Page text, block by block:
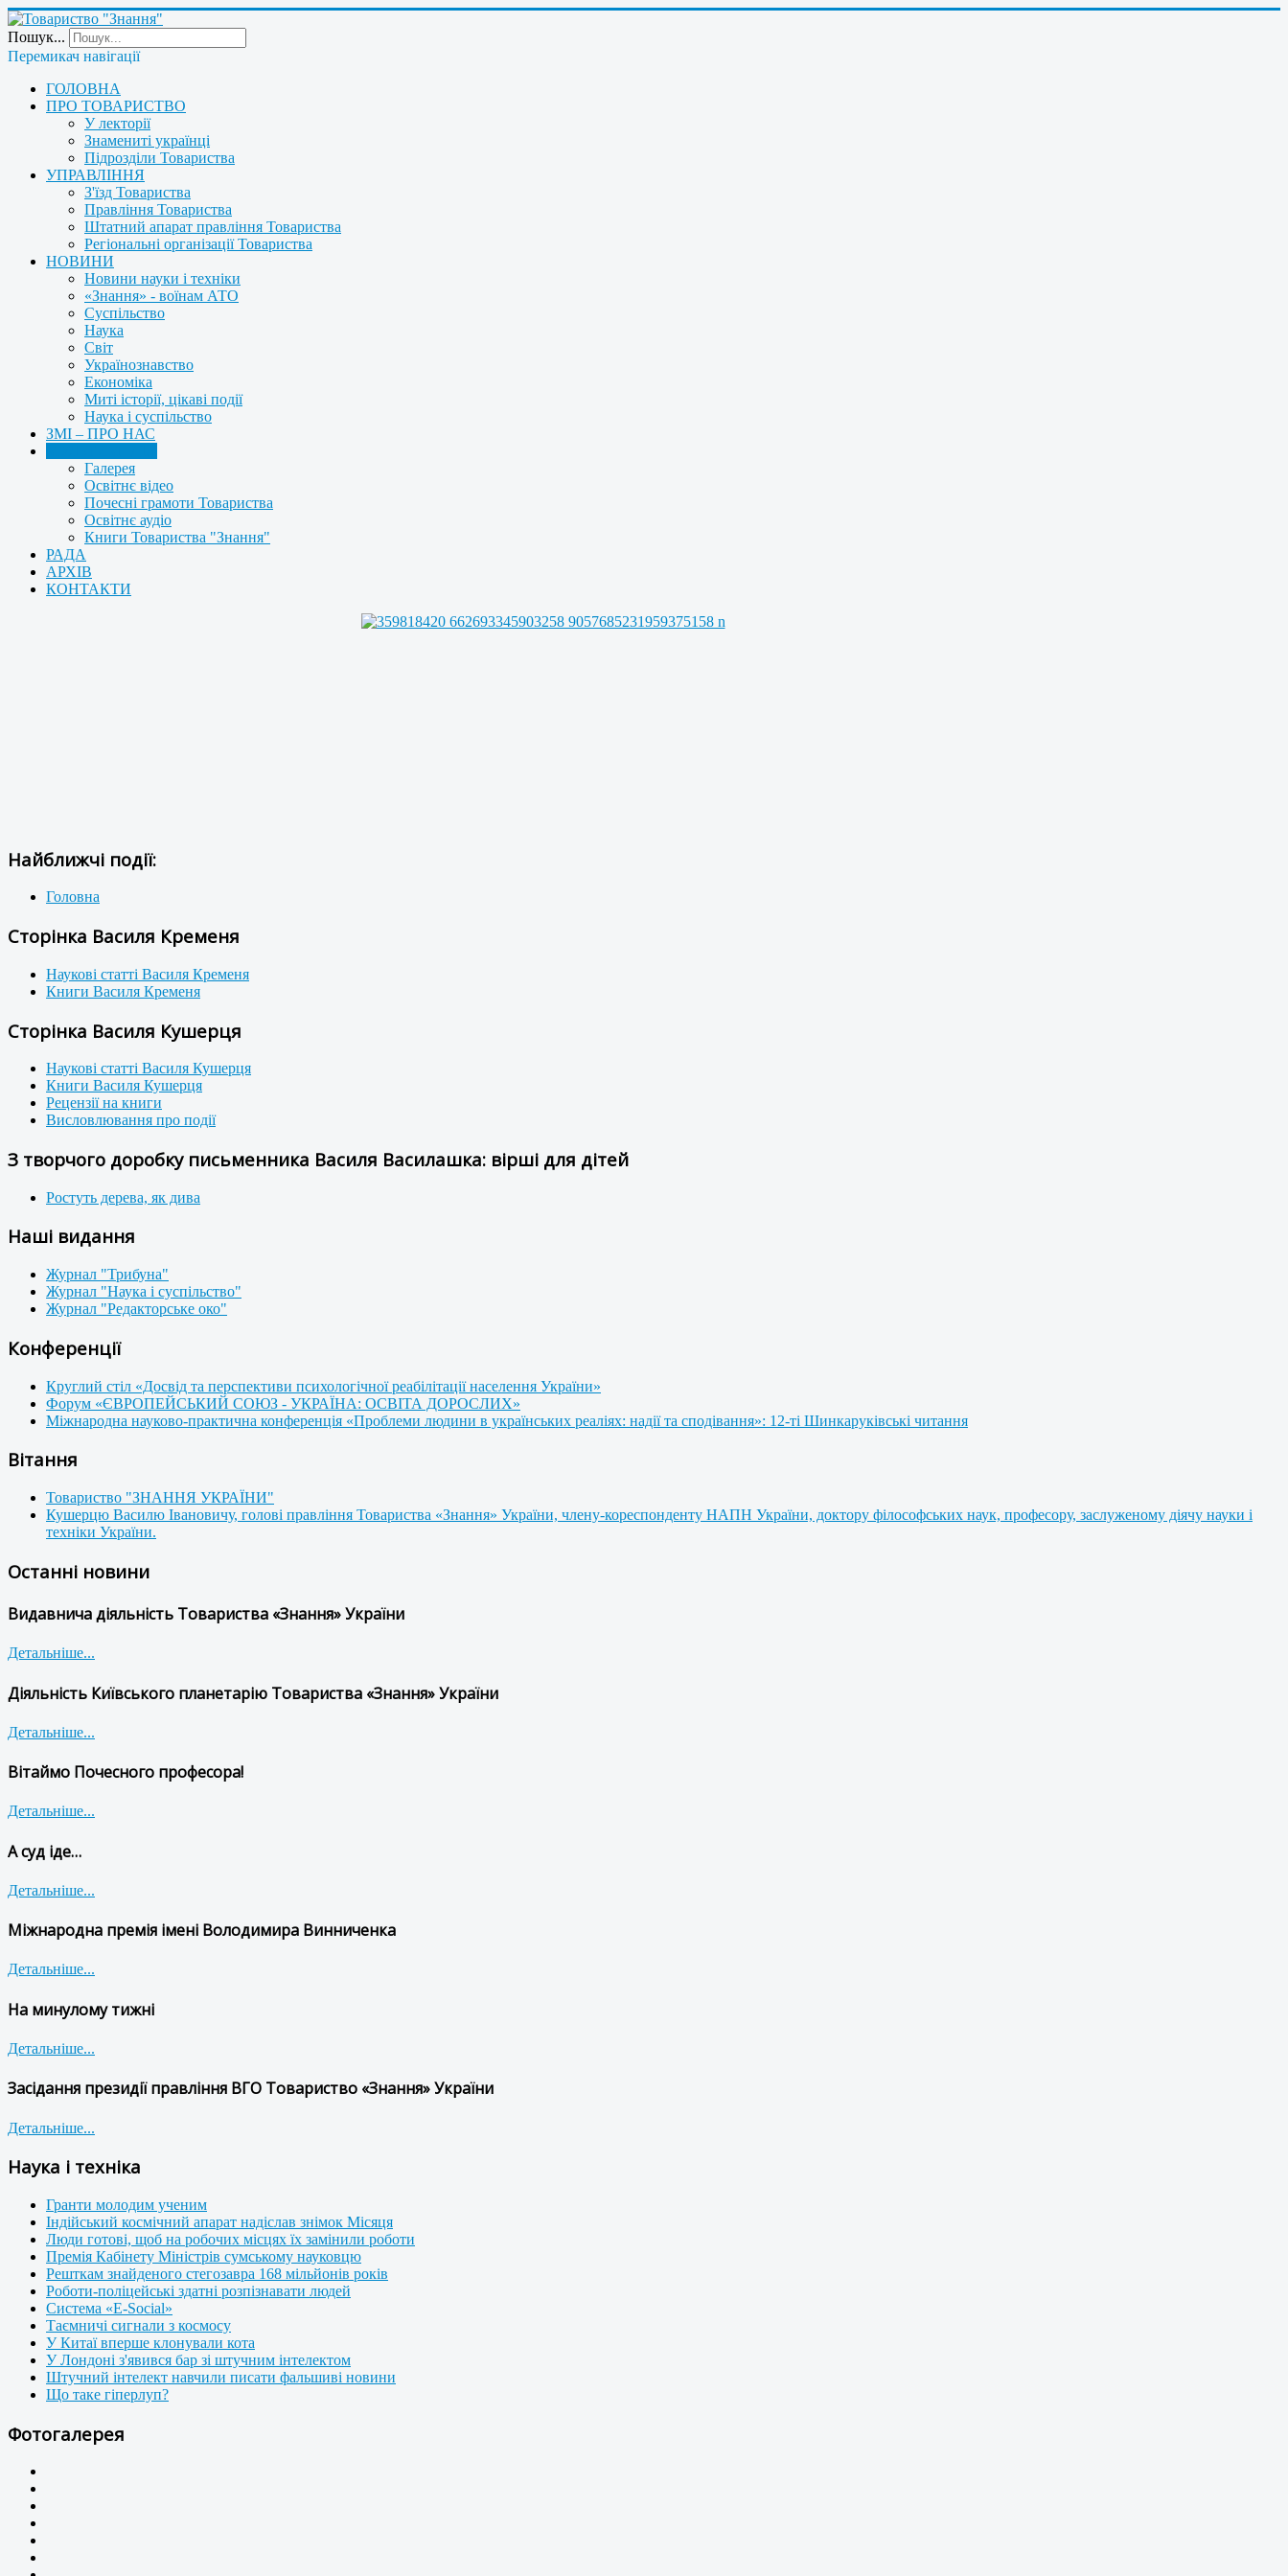
Пошук...
Перемикач навігації
ГОЛОВНА
ПРО ТОВАРИСТВО
У лекторії
Знамениті українці
Підрозділи Товариства
УПРАВЛІННЯ
З'їзд Товариства
Правління Товариства
Штатний апарат правління Товариства
Регіональні організації Товариства
НОВИНИ
Новини науки і техніки
«Знання» - воїнам АТО
Суспільство
Наука
Світ
Українознавство
Економіка
Миті історії, цікаві події
Наука і суспільство
ЗМІ – ПРО НАС
Галерея
Освітнє відео
Почесні грамоти Товариства
Освітнє аудіо
Книги Товариства "Знання"
РАДА
АРХІВ
КОНТАКТИ
Найближчі події:
Головна
Сторінка Василя Кременя
Наукові статті Василя Кременя
Книги Василя Кременя
Сторінка Василя Кушерця
Наукові статті Василя Кушерця
Книги Василя Кушерця
Рецензії на книги
Висловлювання про події
З творчого доробку письменника Василя Василашка: вірші для дітей
Ростуть дерева, як дива
Наші видання
Журнал "Трибуна"
Журнал "Наука і суспільство"
Журнал "Редакторське око"
Конференції
Круглий стіл «Досвід та перспективи психологічної реабілітації населення України»
Форум «ЄВРОПЕЙСЬКИЙ СОЮЗ - УКРАЇНА: ОСВІТА ДОРОСЛИХ»
Міжнародна науково-практична конференція «Проблеми людини в українських реаліях: надії та сподівання»: 12-ті Шинкаруківські читання
Вітання
Товариство "ЗНАННЯ УКРАЇНИ"
Кушерцю Василю Івановичу, голові правління Товариства «Знання» України, члену-кореспонденту НАПН України, доктору філософських наук, професору, заслуженому діячу науки і
техніки України.
Останні новини
Видавнича діяльність Товариства «Знання» України
Детальніше...
Діяльність Київського планетарію Товариства «Знання» України
Детальніше...
Вітаймо Почесного професора!
Детальніше...
А суд іде…
Детальніше...
Міжнародна премія імені Володимира Винниченка
Детальніше...
На минулому тижні
Детальніше...
Засідання президії правління ВГО Товариство «Знання» України
Детальніше...
Наука і техніка
Гранти молодим ученим
Індійський космічний апарат надіслав знімок Місяця
Люди готові, щоб на робочих місцях їх замінили роботи
Премія Кабінету Міністрів сумському науковцю
Решткам знайденого стегозавра 168 мільйонів років
Роботи-поліцейські здатні розпізнавати людей
Система «E-Social»
Таємничі сигнали з космосу
У Китаї вперше клонували кота
У Лондоні з'явився бар зі штучним інтелектом
Штучний інтелект навчили писати фальшиві новини
Що таке гіперлуп?
Фотогалерея